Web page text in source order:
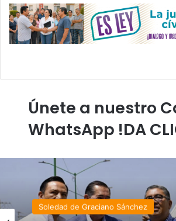
Únete a nuestro
WhatsApp !DA
Soledad de Graciano Sánchez